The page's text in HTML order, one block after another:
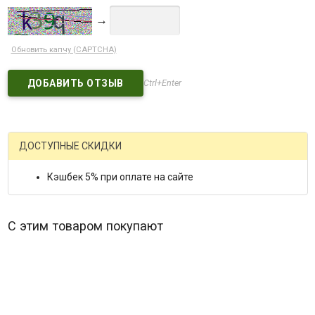
→
Обновить капчу (CAPTCHA)
Ctrl+Enter
ДОСТУПНЫЕ СКИДКИ
Кэшбек 5% при оплате на сайте
С этим товаром покупают